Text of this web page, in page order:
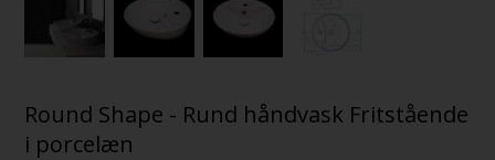
Round Shape - Rund håndvask Fritstående
i porcelæn